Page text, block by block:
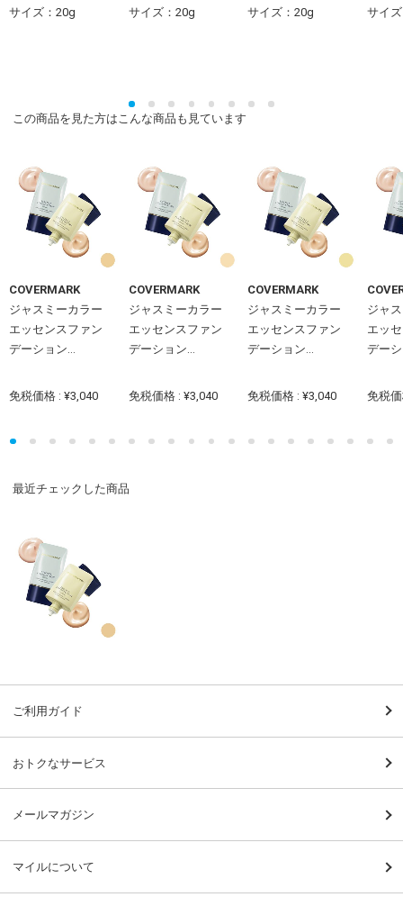
サイズ：20g
サイズ：20g
サイズ：20g
サイ
この商品を見た方はこんな商品も見ています
COVERMARK
ジャスミーカラー
エッセンスファン
デーション...
免税価格 : ¥3,040
COVERMARK
ジャスミーカラー
エッセンスファン
デーション...
免税価格 : ¥3,040
COVERMARK
ジャスミーカラー
エッセンスファン
デーション...
免税価格 : ¥3,040
ジャ
エッ
デー
免税
最近チェックした商品
ご利用ガイド
おトクなサービス
メールマガジン
マイルについて